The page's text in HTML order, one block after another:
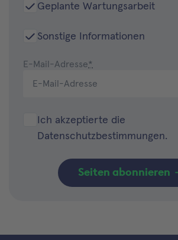
Geplante Wartungsarbeit
Sonstige Informationen
E-Mail-Adresse*
Ich akzeptierte die
Datenschutzbestimmungen.
Seiten abonnieren